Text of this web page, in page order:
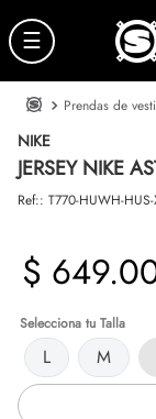
☰
Prendas de
NIKE
JERSEY NIKE
Ref:: T770-HUWH-
$ 649.
Talla
L M